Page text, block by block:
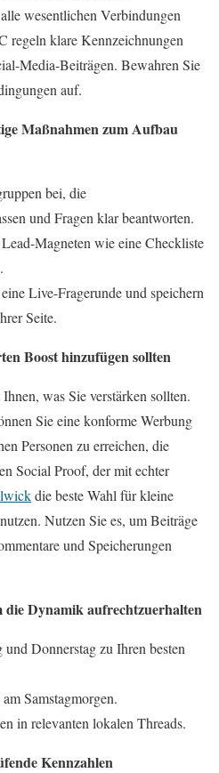
wesentlichen Verbindungen
regeln klare Kennzeichnungen
Media-Beiträgen. Bewahren Sie
auf.
Maßnahmen zum Aufbau
bei, die
und Fragen klar beantworten.
Magneten wie eine Checkliste
Live-Fragerunde und speichern
Seite.
Boost hinzufügen sollten
was Sie verstärken sollten.
Sie eine konforme Werbung
Personen zu erreichen, die
Social Proof, der mit echter
die beste Wahl für kleine
Nutzen Sie es, um Beiträge
und Speicherungen
Dynamik aufrechtzuerhalten
Donnerstag zu Ihren besten
Samstagmorgen.
in relevanten lokalen Threads.
Kennzahlen